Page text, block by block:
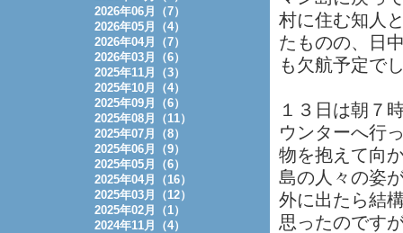
村に住む知人
たものの、日
も欠航予定で
１３日は朝７
ウンターへ行
物を抱えて向
島の人々の姿
外に出たら結
思ったのです
2026年06月（7）
2026年05月（4）
2026年04月（7）
2026年03月（6）
2025年11月（3）
2025年10月（4）
2025年09月（6）
2025年08月（11）
2025年07月（8）
2025年06月（9）
2025年05月（6）
2025年04月（16）
2025年03月（12）
2025年02月（1）
2024年11月（4）